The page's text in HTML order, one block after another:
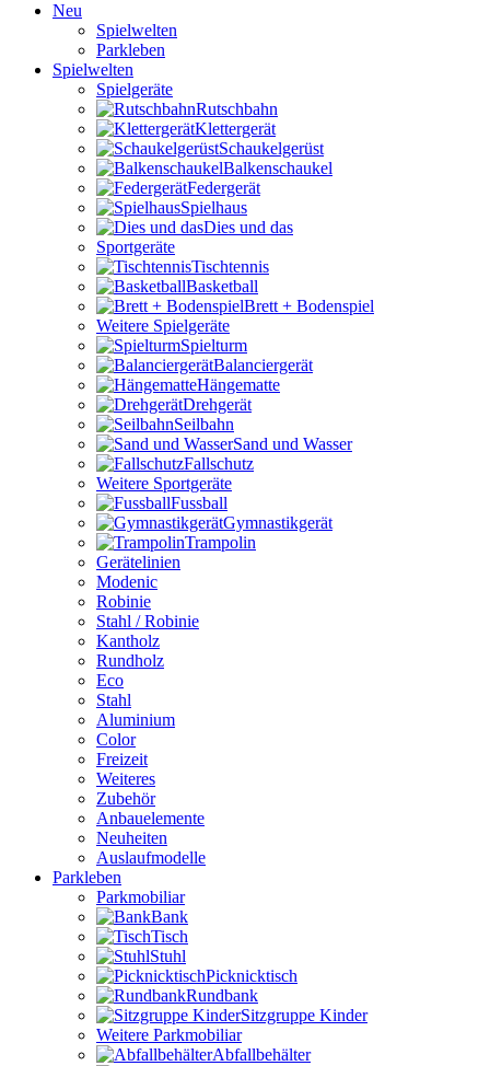
Neu
Spielwelten
Parkleben
Spielwelten
Spielgeräte
Rutschbahn
Klettergerät
Schaukelgerüst
Balkenschaukel
Federgerät
Spielhaus
Dies und das
Sportgeräte
Tischtennis
Basketball
Brett + Bodenspiel
Weitere Spielgeräte
Spielturm
Balanciergerät
Hängematte
Drehgerät
Seilbahn
Sand und Wasser
Fallschutz
Weitere Sportgeräte
Fussball
Gymnastikgerät
Trampolin
Gerätelinien
Modenic
Robinie
Stahl / Robinie
Kantholz
Rundholz
Eco
Stahl
Aluminium
Color
Freizeit
Weiteres
Zubehör
Anbauelemente
Neuheiten
Auslaufmodelle
Parkleben
Parkmobiliar
Bank
Tisch
Stuhl
Picknicktisch
Rundbank
Sitzgruppe Kinder
Weitere Parkmobiliar
Abfallbehälter